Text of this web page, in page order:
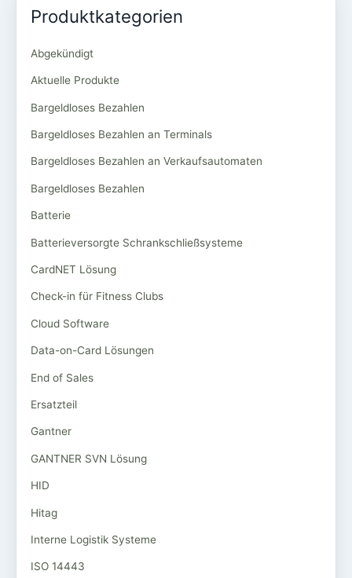
Produktkategorien
Abgekündigt
Aktuelle Produkte
Bargeldloses Bezahlen
Bargeldloses Bezahlen an Terminals
Bargeldloses Bezahlen an Verkaufsautomaten
Bargeldloses Bezahlen
Batterie
Batterieversorgte Schrankschließsysteme
CardNET Lösung
Check-in für Fitness Clubs
Cloud Software
Data-on-Card Lösungen
End of Sales
Ersatzteil
Gantner
GANTNER SVN Lösung
HID
Hitag
Interne Logistik Systeme
ISO 14443